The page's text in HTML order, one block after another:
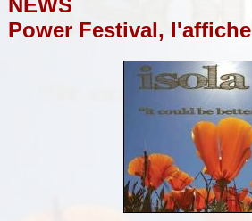
Power Festival, l'affiche